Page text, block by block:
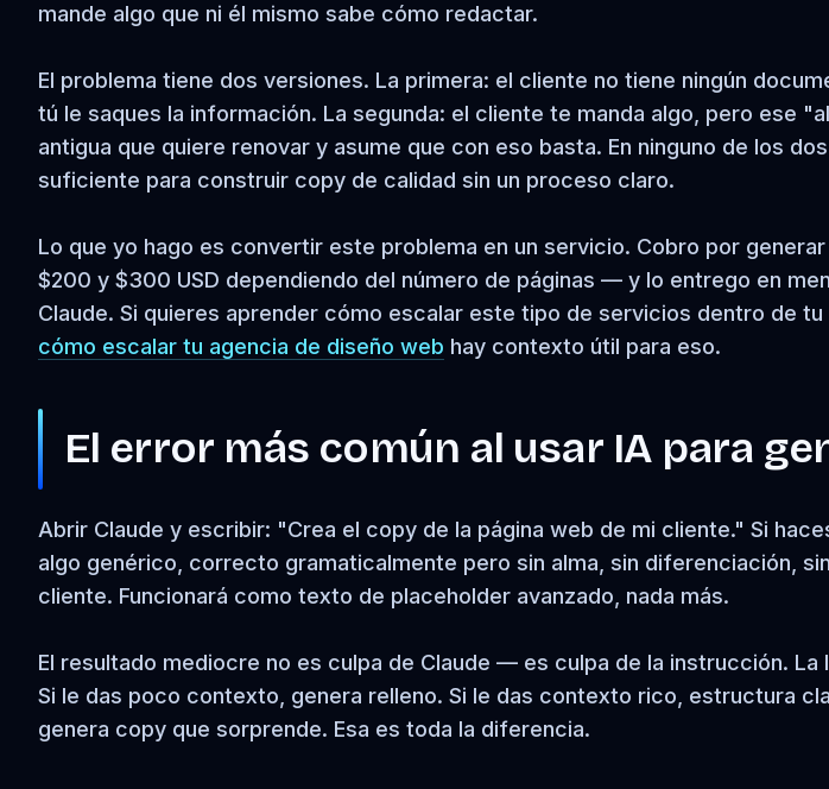
mande algo que ni él mismo sabe cómo redactar.
El problema tiene dos versiones. La primera: el cliente no tiene ningún
tú le saques la información. La segunda: el cliente te manda algo, pero ese
antigua que quiere renovar y asume que con eso basta. En ninguno de los
suficiente para construir copy de calidad sin un proceso claro.
Lo que yo hago es convertir este problema en un servicio. Cobro por
$200 y $300 USD dependiendo del número de páginas — y lo entrego en
Claude. Si quieres aprender cómo escalar este tipo de servicios dentro de
cómo escalar tu agencia de diseño web hay contexto útil para eso.
El error más común al usar IA para
Abrir Claude y escribir: "Crea el copy de la página web de mi cliente." Si
algo genérico, correcto gramaticalmente pero sin alma, sin diferenciación,
cliente. Funcionará como texto de placeholder avanzado, nada más.
El resultado mediocre no es culpa de Claude — es culpa de la instrucción. La
Si le das poco contexto, genera relleno. Si le das contexto rico, estructura
genera copy que sorprende. Esa es toda la diferencia.